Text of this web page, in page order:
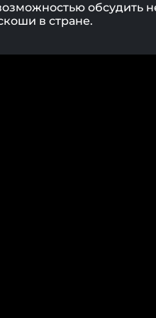
обсудить
в стране.